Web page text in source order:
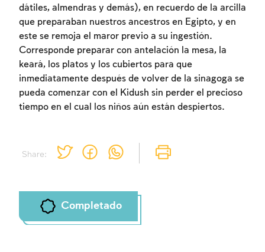
Share:
dátiles, almendras y demás), en recuerdo de la arcilla
que preparaban nuestros ancestros en Egipto, y en
este se remoja el maror previo a su ingestión.
Corresponde preparar con antelación la mesa, la
keará, los platos y los cubiertos para que
inmediatamente después de volver de la sinagoga se
pueda comenzar con el Kidush sin perder el precioso
tiempo en el cual los niños aún están despiertos.
Completado